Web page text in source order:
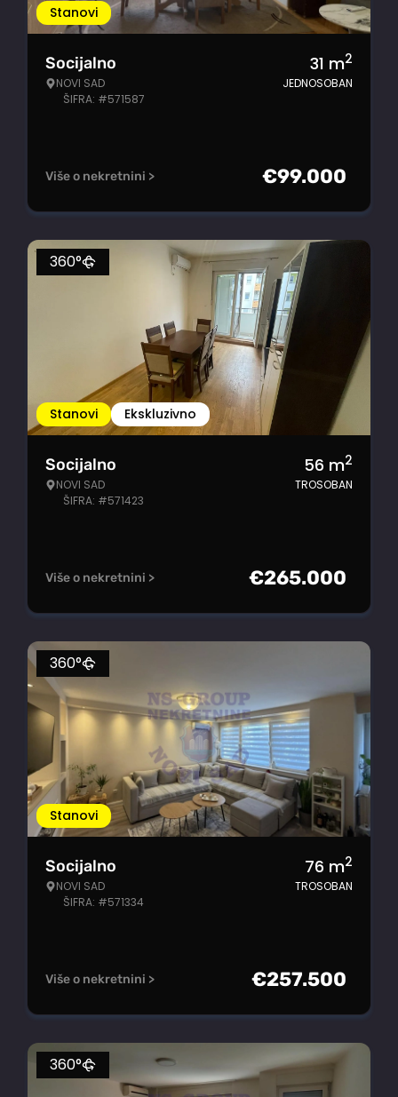
Stanovi
Socijalno
NOVI SAD
ŠIFRA: #571587
31 m2
JEDNOSOBAN
Više o nekretnini > €99.000
Stanovi Ekskluzivno
360°
Socijalno
NOVI SAD
ŠIFRA: #571423
56 m2
TROSOBAN
Više o nekretnini > €265.000
Stanovi
360°
Socijalno
NOVI SAD
ŠIFRA: #571334
76 m2
TROSOBAN
Više o nekretnini > €257.500
360°